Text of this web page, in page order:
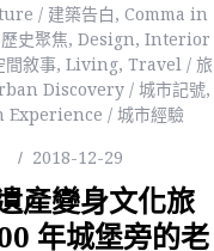
/ 建築告白, Comma in
史聚焦, Design, Interior
敘事, Living, Travel / 旅
Discovery / 城市記號,
Experience / 城市經驗
2018-12-29
產變身文化旅
年城堡旁的老